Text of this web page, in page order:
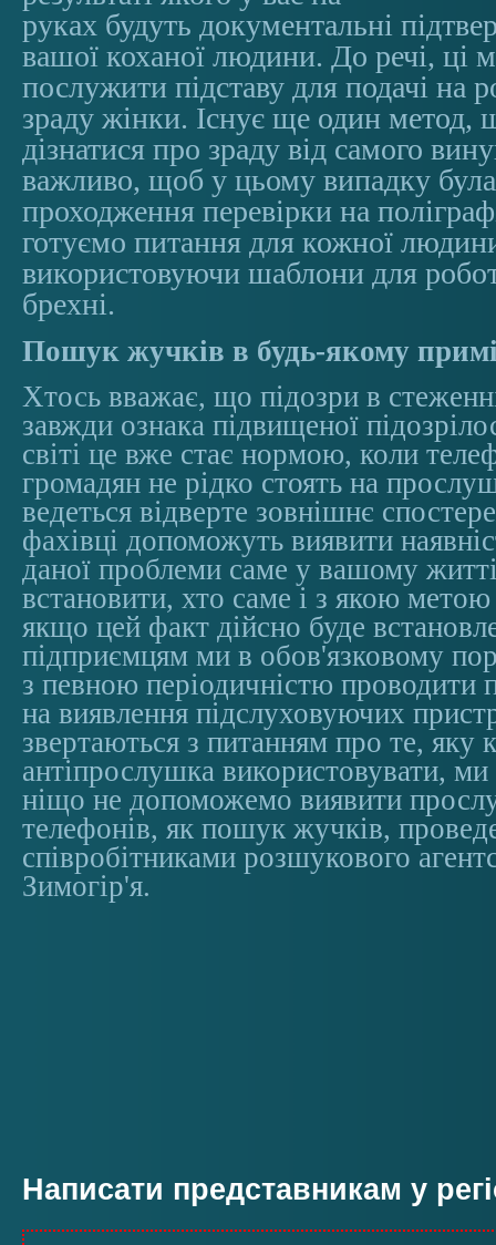
руках будуть документальні
вашої коханої людини. До речі, ці
послужити підставу для подачі на
зраду жінки. Існує ще один метод,
дізнатися про зраду від самого
важливо, щоб у цьому випадку
проходження перевірки на
готуємо питання для кожної
використовуючи шаблони для
брехні.
Пошук жучків в будь-якому
Хтось вважає, що підозри в
завжди ознака підвищеної
світі це вже стає нормою, коли
громадян не рідко стоять на
ведеться відверте зовнішнє
фахівці допоможуть виявити
даної проблеми саме у вашому
встановити, хто саме і з якою
якщо цей факт дійсно буде
підприємцям ми в обов'язковому
з певною періодичністю проводити
на виявлення підслуховуючих
звертаються з питанням про те, яку
антіпрослушка використовувати,
ніщо не допоможемо виявити
телефонів, як пошук жучків,
співробітниками розшукового
Зимогір'я.
Написати представникам у